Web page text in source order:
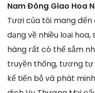
Nam Đông Giao Hoa
Tươi của tôi mang
dạng về nhiều loại
hàng rất có thể sắm
truyền thống, tương
kế tiến bộ và phát